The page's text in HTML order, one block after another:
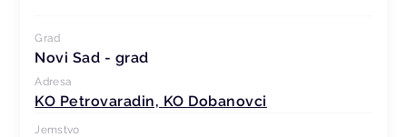
Grad
Novi Sad - grad
Adresa
KO Petrovaradin, KO Dobanovci
Jemstvo